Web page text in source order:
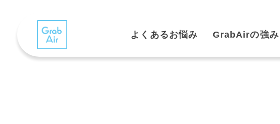
フ
よくあるお悩み GrabAirの強み